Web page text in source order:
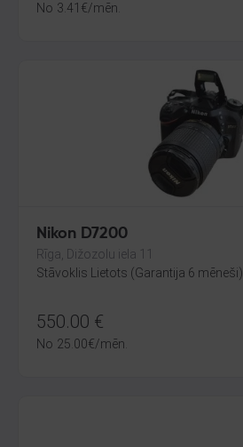
No 3.41 €/mēn.
Nikon D7200
Rīga, Dižozolu iela 11
Stāvoklis Lietots (Garantija 6 mēneši)
550.00 €
No 25.00€/mēn.